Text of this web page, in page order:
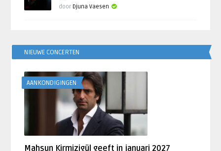
door Djuna Vaesen
NIEUWE CONCERTEN
AANKONDIGINGEN
Mahsun Kirmizigül geeft in januari 2027